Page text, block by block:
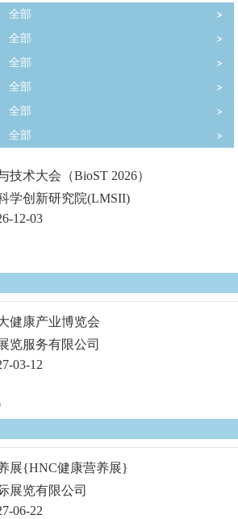
全部
全部
全部
全部
全部
全部
术大会（BioST 2026）
学创新研究院(LMSII)
12-03
健康产业博览会
览服务有限公司
03-12
展{HNC健康营养展}
展览有限公司
06-22